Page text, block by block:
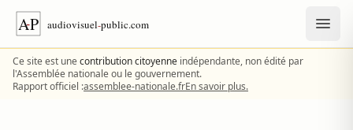
Aller au contenu
Ce site est unecontribution citoyenne indépendante, non édité par
l'Assemblée nationale ou le gouvernement.
Rapport officiel :assemblee-nationale.frEn savoir plus.